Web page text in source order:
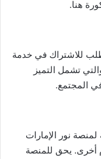
هنا.
للاشتراك في خدمة
تشمل التميز
في المجتمع.
نور الإمارات
أخرى. يحق للمنصة